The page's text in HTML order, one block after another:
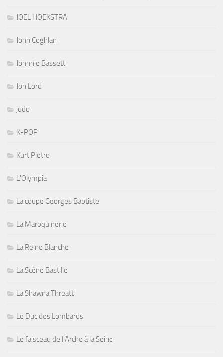
JOEL HOEKSTRA
John Coghlan
Johnnie Bassett
Jon Lord
judo
K-POP
Kurt Pietro
L'Olympia
La coupe Georges Baptiste
La Maroquinerie
La Reine Blanche
La Scène Bastille
La Shawna Threatt
Le Duc des Lombards
Le faisceau de l'Arche à la Seine